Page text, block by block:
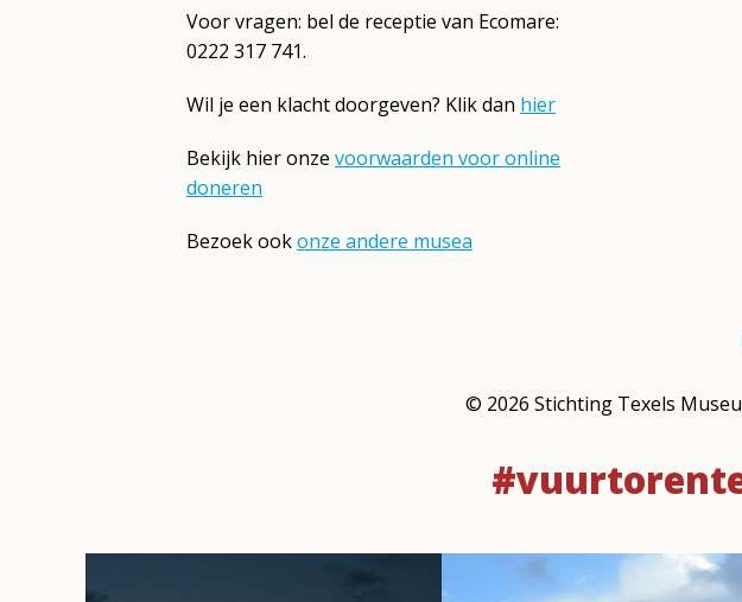
Voor vragen: bel de receptie van Ecomare:
0222 317 741.
Wil je een klacht doorgeven? Klik dan hier
Bekijk hier onze voorwaarden voor online
doneren
Bezoek ookonze andere musea
© 2026 Stichting Texels